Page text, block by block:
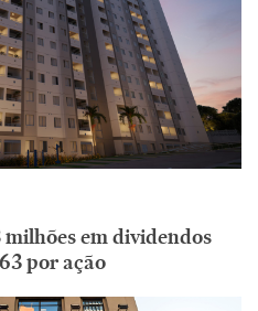
em dividendos
por ação